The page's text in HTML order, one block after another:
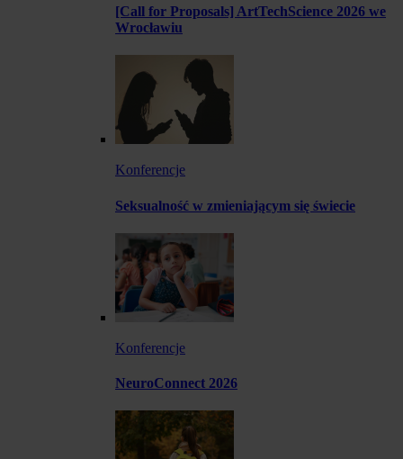
[Call for Proposals] ArtTechScience 2026 we
Wrocławiu
Konferencje
Seksualność w zmieniającym się świecie
Konferencje
NeuroConnect 2026